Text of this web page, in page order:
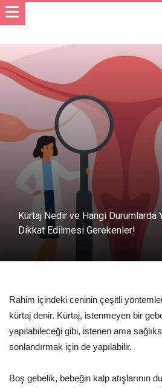
Kürtaj Nedir ve Hangi Durumlarda
Dikkat Edilmesi Gerekenler!
Rahim içindeki ceninin çeşitli
kürtaj denir. Kürtaj, istenmeyen bir
yapılabileceği gibi, istenen ama
sonlandırmak için de yapılabilir.
Boş gebelik, bebeğin kalp atışlarının